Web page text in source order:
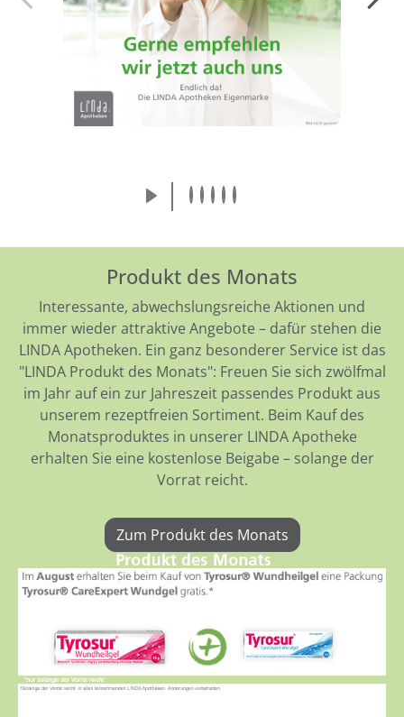
Mehr erfahren
Produkt des Monats
Interessante, abwechslungsreiche Aktionen und
immer wieder attraktive Angebote – dafür stehen die
LINDA Apotheken. Ein ganz besonderer Service ist das
"LINDA Produkt des Monats": Freuen Sie sich zwölfmal
im Jahr auf ein zur Jahreszeit passendes Produkt aus
unserem rezeptfreien Sortiment. Beim Kauf des
Monatsproduktes in unserer LINDA Apotheke
erhalten Sie eine kostenlose Beigabe – solange der
Vorrat reicht.
Zum Produkt des Monats